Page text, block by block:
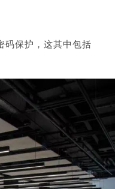
码保护，这其中包括